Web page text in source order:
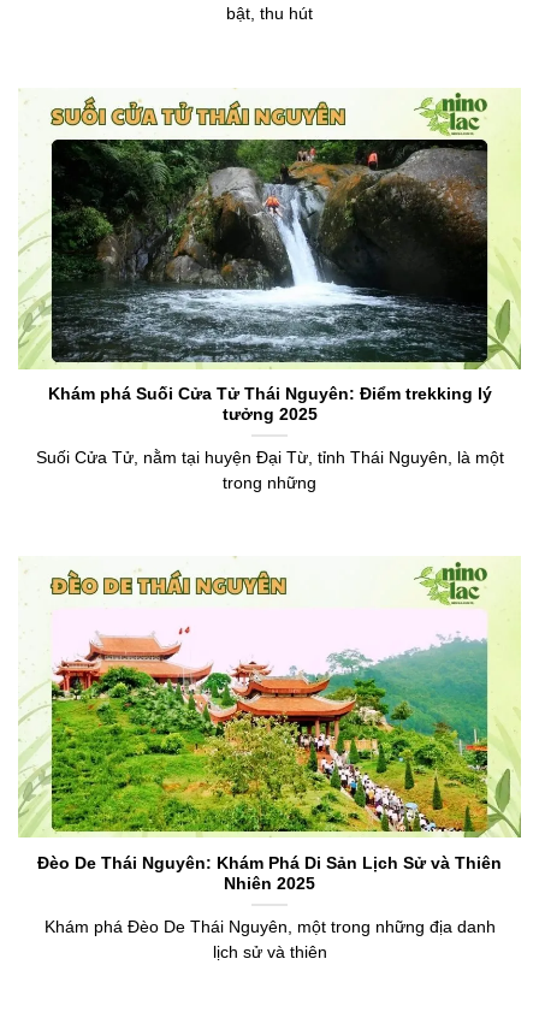
bật, thu hút
Khám phá Suối Cửa Tử Thái Nguyên: Điểm trekking lý
tưởng 2025
Suối Cửa Tử, nằm tại huyện Đại Từ, tỉnh Thái Nguyên, là một
trong những
Đèo De Thái Nguyên: Khám Phá Di Sản Lịch Sử và Thiên
Nhiên 2025
Khám phá Đèo De Thái Nguyên, một trong những địa danh
lịch sử và thiên